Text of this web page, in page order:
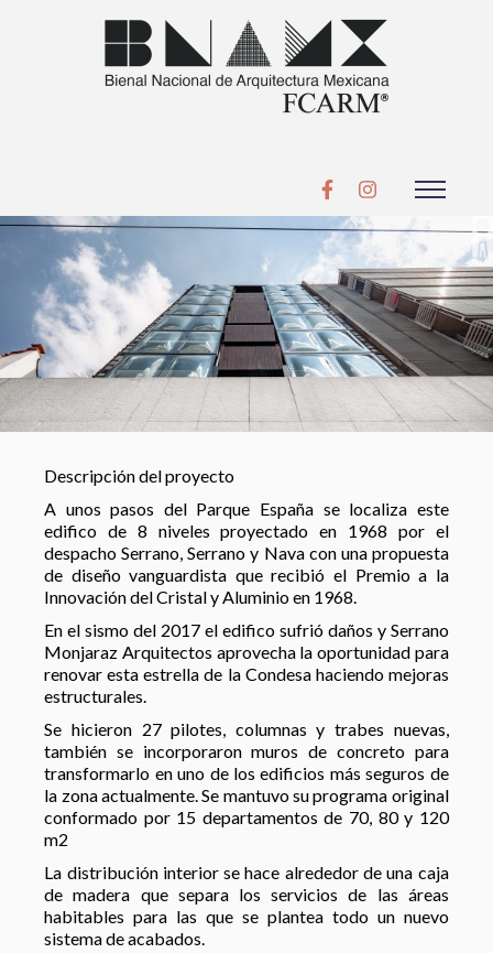
Descripción del proyecto
A unos pasos del Parque España se localiza este
edifico de 8 niveles proyectado en 1968 por el
despacho Serrano, Serrano y Nava con una propuesta
de diseño vanguardista que recibió el Premio a la
Innovación del Cristal y Aluminio en 1968.
En el sismo del 2017 el edifico sufrió daños y Serrano
Monjaraz Arquitectos aprovecha la oportunidad para
renovar esta estrella de la Condesa haciendo mejoras
estructurales.
Se hicieron 27 pilotes, columnas y trabes nuevas,
también se incorporaron muros de concreto para
transformarlo en uno de los edificios más seguros de
la zona actualmente. Se mantuvo su programa original
conformado por 15 departamentos de 70, 80 y 120
m2
La distribución interior se hace alrededor de una caja
de madera que separa los servicios de las áreas
habitables para las que se plantea todo un nuevo
sistema de acabados.